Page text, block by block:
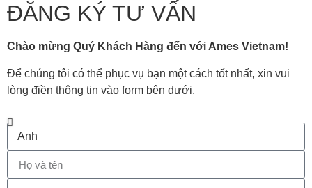
ĐĂNG KÝ TƯ VẤN
Chào mừng Quý Khách Hàng đến với Ames Vietnam!
Để chúng tôi có thể phục vụ bạn một cách tốt nhất, xin vui
lòng điền thông tin vào form bên dưới.